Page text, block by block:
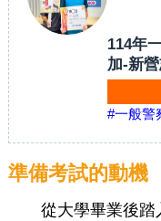
114年
加-新
#一般警
準備考試的動機
從大學畢業後踏